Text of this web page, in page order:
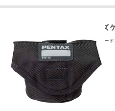
レンズ
商品コー